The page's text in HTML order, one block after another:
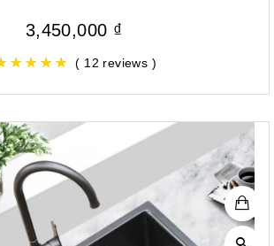
3,450,000 ₫
( 12 reviews )